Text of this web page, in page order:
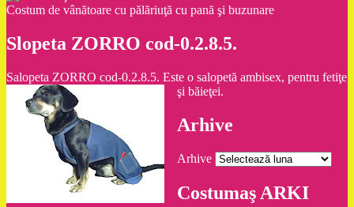
Costum de vânătoare cu pălăriuţă cu pană şi buzunare
Slopeta ZORRO cod-0.2.8.5.
Salopeta ZORRO cod-0.2.8.5. Este o salopetă ambisex, pentru fetiţe
şi băieţei.
Arhive
Arhive
Costumaş ARKI